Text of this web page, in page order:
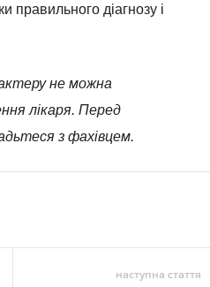
правильного діагнозу і
не можна
лікаря. Перед
з фахівцем.
наступна стаття